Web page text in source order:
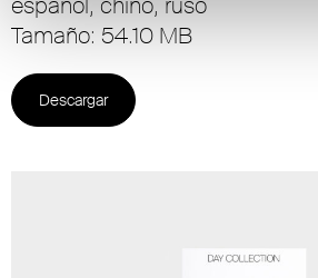
Tamaño: 54.10 MB
Descargar